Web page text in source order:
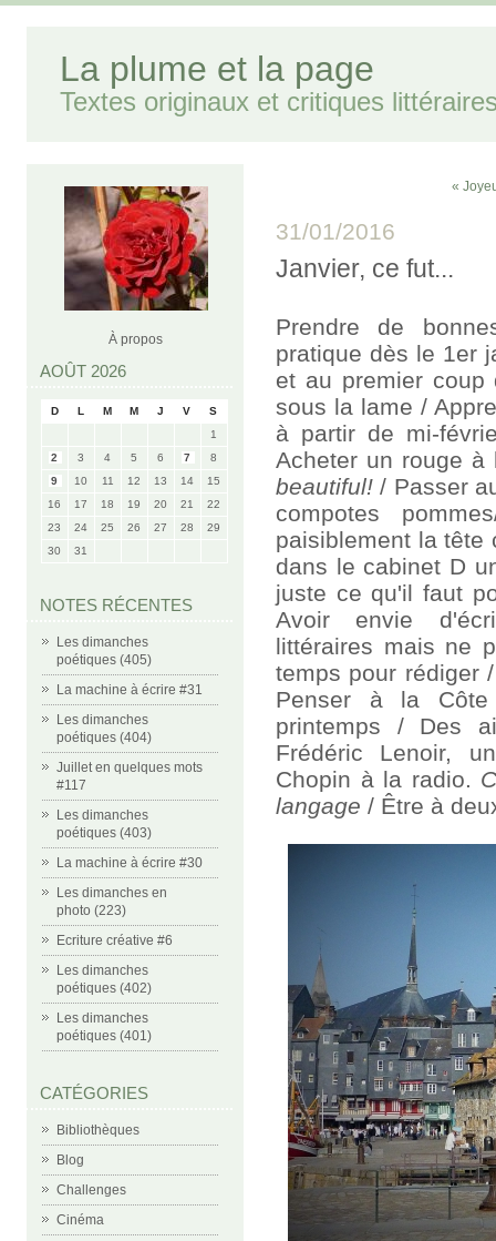
La plume et la page
Textes originaux et critiques
À propos
AOÛT 2026
D L M M J V
S
1
2
3 4 5 6 7
8
9
10 11 12 13 14
15
16
17 18 19 20 21
22
23
24 25 26 27 28
29
30
31
NOTES RÉCENTES
Les dimanches
poétiques (405)
La machine à écrire #31
Les dimanches
poétiques (404)
Juillet en quelques mots
#117
Les dimanches
poétiques (403)
La machine à écrire #30
Les dimanches en
photo (223)
Ecriture créative #6
Les dimanches
poétiques (402)
Les dimanches
poétiques (401)
CATÉGORIES
Bibliothèques
Blog
Challenges
Cinéma
«
31/01/2016
Janvier, ce fut...
Prendre de
pratique dès le 1er
et au premier coup
sous la lame /
à partir de mi-
Acheter un rouge
beautiful! / Passer
compotes
paisiblement la tête
dans le cabinet D
juste ce qu'il faut
Avoir envie
littéraires mais ne
temps pour rédiger
Penser à la
printemps / Des
Frédéric Lenoir,
Chopin à la radio.
langage / Être à